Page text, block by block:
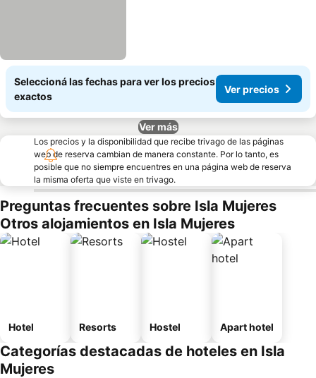
Seleccioná las fechas para ver los precios
exactos
Ver precios
Ver más
Los precios y la disponibilidad que recibe trivago de las páginas
web de reserva cambian de manera constante. Por lo tanto, es
posible que no siempre encuentres en una página web de reserva
la misma oferta que viste en trivago.
Preguntas frecuentes sobre Isla Mujeres
Otros alojamientos en Isla Mujeres
Hotel Resorts Hostel Apart hotel
Categorías destacadas de hoteles en Isla
Mujeres